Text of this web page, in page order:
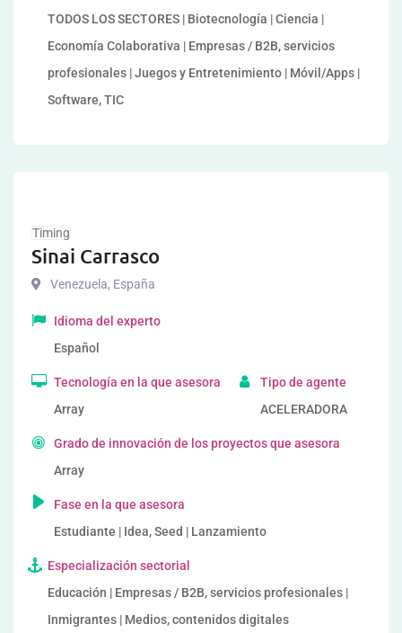
TODOS LOS SECTORES | Biotecnología | Ciencia |
Economía Colaborativa | Empresas / B2B, servicios
profesionales | Juegos y Entretenimiento | Móvil/Apps |
Software, TIC
Timing
Sinai Carrasco
Venezuela, España
Idioma del experto
Español
Tecnología en la que asesora
Array
Tipo de agente
ACELERADORA
Grado de innovación de los proyectos que asesora
Array
Fase en la que asesora
Estudiante | Idea, Seed | Lanzamiento
Especialización sectorial
Educación | Empresas / B2B, servicios profesionales |
Inmigrantes | Medios, contenidos digitales